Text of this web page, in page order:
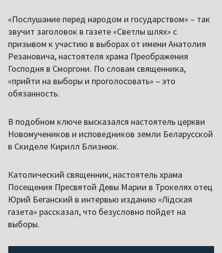
«Послушание перед народом и государством» – так
звучит заголовок в газете «Светлы шлях» с
призывом к участию в выборах от имени Анатолия
Резановича, настоятеля храма Преображения
Господня в Сморгони. По словам священника,
«прийти на выборы и проголосовать» – это
обязанность.
В подобном ключе высказался настоятель церкви
Новомучеников и исповедников земли Беларусской
в Скиделе Кирилл Близнюк.
Католический священник, настоятель храма
Посещения Пресвятой Девы Марии в Трокелях отец
Юрий Беганский в интервью изданию «Лідская
газета» рассказал, что безусловно пойдет на
выборы.